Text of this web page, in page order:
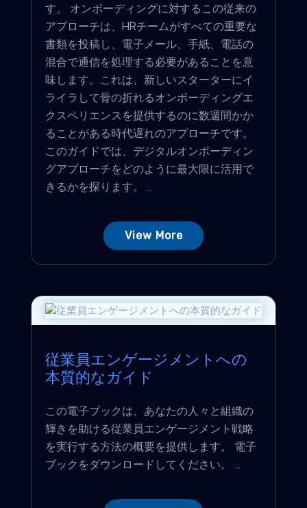
す。 オンボーディングに対するこの従来の
アプローチは、HRチームがすべての重要な
書類を投稿し、電子メール、手紙、電話の
混合で通信を処理する必要があることを意
味します。これは、新しいスターターにイ
ライラして骨の折れるオンボーディングエ
クスペリエンスを提供するのに数週間かか
ることがある時代遅れのアプローチです。
このガイドでは、デジタルオンボーディン
グアプローチをどのように最大限に活用で
きるかを探ります。 ...
View More
従業員エンゲージメントへの
本質的なガイド
この電子ブックは、あなたの人々と組織の
輝きを助ける従業員エンゲージメント戦略
を実行する方法の概要を提供します。 電子
ブックをダウンロードしてください。 ...